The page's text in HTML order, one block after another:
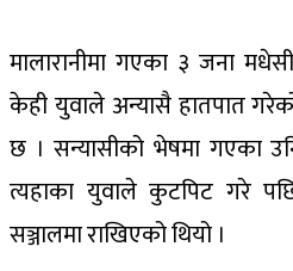
मालारानीमा गएका ३ जना
केही युवाले अन्यासै हातपात
छ । सन्यासीको भेषमा गएका
त्यहाका युवाले कुटपिट गरे
सञ्जालमा राखिएको थियो ।